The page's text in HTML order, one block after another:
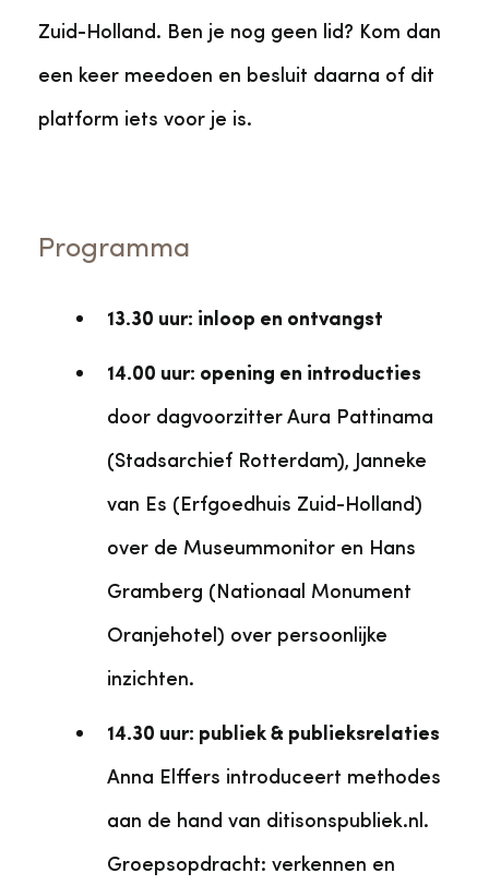
Zuid-Holland. Ben je nog geen lid? Kom dan
een keer meedoen en besluit daarna of dit
platform iets voor je is.
Programma
13.30 uur: inloop en ontvangst
14.00 uur: opening en introducties
door dagvoorzitter Aura Pattinama
(Stadsarchief Rotterdam), Janneke
van Es (Erfgoedhuis Zuid-Holland)
over de Museummonitor en Hans
Gramberg (Nationaal Monument
Oranjehotel) over persoonlijke
inzichten.
14.30 uur: publiek & publieksrelaties
Anna Elffers introduceert methodes
aan de hand van ditisonspubliek.nl.
Groepsopdracht: verkennen en